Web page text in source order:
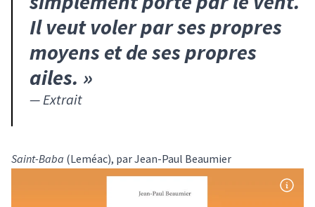
Il veut voler par ses propres
moyens et de ses propres
ailes. »
— Extrait
Saint-Baba (Leméac), par Jean-Paul Beaumier